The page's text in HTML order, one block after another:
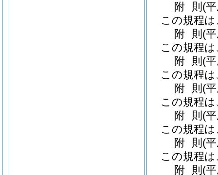
附 則 (
この規程
附 則 (
この規程
附 則 (
この規程
附 則 (
この規程
附 則 (
この規程
附 則 (
この規程
附 則 (